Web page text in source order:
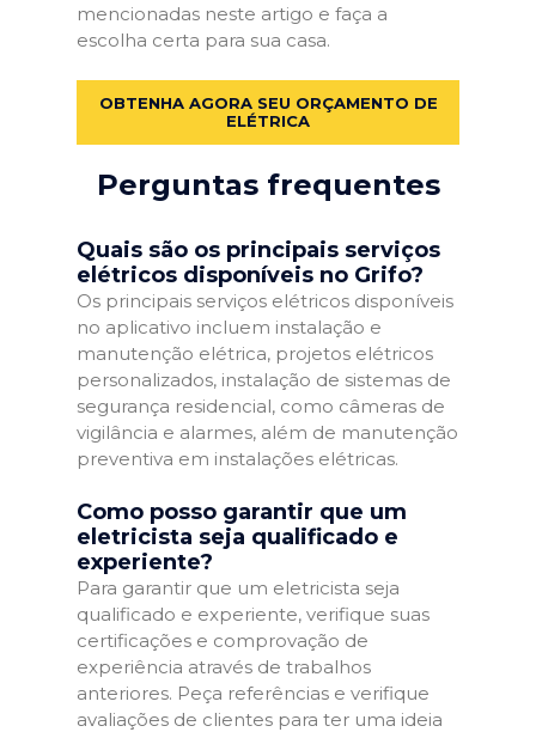
mencionadas neste artigo e faça a
escolha certa para sua casa.
OBTENHA AGORA SEU ORÇAMENTO DE
ELÉTRICA
Perguntas frequentes
Quais são os principais serviços
elétricos disponíveis no Grifo?
Os principais serviços elétricos disponíveis
no aplicativo incluem instalação e
manutenção elétrica, projetos elétricos
personalizados, instalação de sistemas de
segurança residencial, como câmeras de
vigilância e alarmes, além de manutenção
preventiva em instalações elétricas.
Como posso garantir que um
eletricista seja qualificado e
experiente?
Para garantir que um eletricista seja
qualificado e experiente, verifique suas
certificações e comprovação de
experiência através de trabalhos
anteriores. Peça referências e verifique
avaliações de clientes para ter uma ideia